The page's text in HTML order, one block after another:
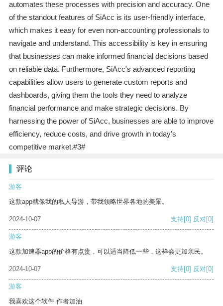
automates these processes with precision and accuracy. One
of the standout features of SiAcc is its user-friendly interface,
which makes it easy for even non-accounting professionals to
navigate and understand. This accessibility is key in ensuring
that businesses can make informed financial decisions based
on reliable data. Furthermore, SiAcc's advanced reporting
capabilities allow users to generate custom reports and
dashboards, giving them the tools they need to analyze
financial performance and make strategic decisions. By
harnessing the power of SiAcc, businesses are able to improve
efficiency, reduce costs, and drive growth in today's
competitive market.#3#
评论
游客
这款app就像我的私人导游，带我领略世界各地的美景。
2024-10-07 支持[0] 反对[0]
游客
这款加速器app的价格有点贵，可以适当降低一些，这样会更加亲民。
2024-10-07 支持[0] 反对[0]
游客
我喜欢这个软件 作者加油